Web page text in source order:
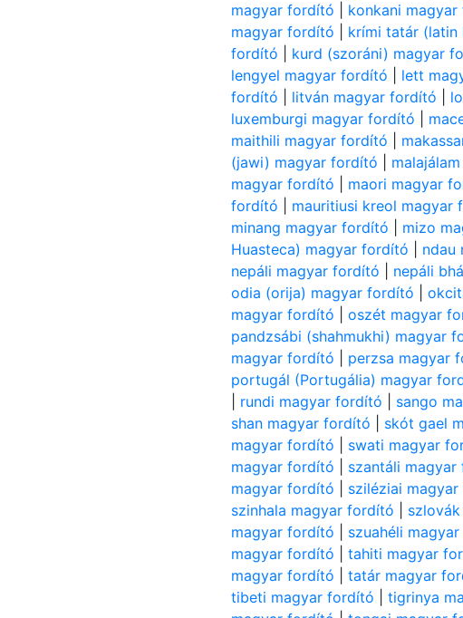
magyar fordító
konkani
magyar fordító
krími tatár
fordító
kurd (szoráni) magyar
lengyel magyar fordító
lett
fordító
litván magyar fordító
luxemburgi magyar fordító
maithili magyar fordító
(jawi) magyar fordító
magyar fordító
maori magyar
fordító
mauritiusi kreol magyar
minang magyar fordító
mizo
Huasteca) magyar fordító
ndau
nepáli magyar fordító
nepáli
odia (orija) magyar fordító |
magyar fordító |oszét magyar
pandzsábi (shahmukhi) magyar
magyar fordító
perzsa magyar
portugál (Portugália) magyar
rundi magyar fordító sango
shan magyar fordító
skót gael
magyar fordító
swati magyar
magyar fordító
szantáli
magyar fordító
sziléziai
szinhala magyar fordító
magyar fordító
szuahéli
magyar fordító |tahiti magyar
magyar fordító |tatár magyar
tibeti magyar fordító |tigrinya